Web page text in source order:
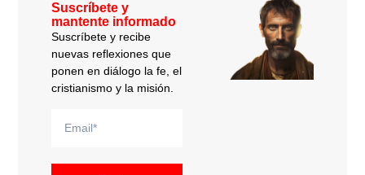
Suscríbete y
mantente informado
Suscríbete y recibe
nuevas reflexiones que
ponen en diálogo la fe, el
cristianismo y la misión.